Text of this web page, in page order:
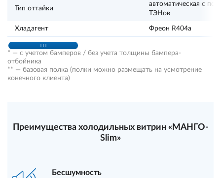
Тип оттайки
автоматическая с
ТЭНов
Хладагент Фреон R404a
* — с учетом бамперов / без учета толщины бампера-
отбойника
** — базовая полка (полки можно размещать на усмотрение
конечного клиента)
Преимущества холодильных витрин «МАНГО-
Slim»
Бесшумность